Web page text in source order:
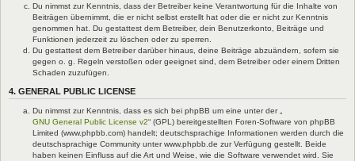
Du nimmst zur Kenntnis, dass der Betreiber keine Verantwortung für die Inhalte von
Beiträgen übernimmt, die er nicht selbst erstellt hat oder die er nicht zur Kenntnis
genommen hat. Du gestattest dem Betreiber, dein Benutzerkonto, Beiträge und
Funktionen jederzeit zu löschen oder zu sperren.
Du gestattest dem Betreiber darüber hinaus, deine Beiträge abzuändern, sofern sie
gegen o. g. Regeln verstoßen oder geeignet sind, dem Betreiber oder einem Dritten
Schaden zuzufügen.
4. GENERAL PUBLIC LICENSE
Du nimmst zur Kenntnis, dass es sich bei phpBB um eine unter der „
GNU General Public License v2“ (GPL) bereitgestellten Foren-Software von phpBB
Limited (www.phpbb.com) handelt; deutschsprachige Informationen werden durch die
deutschsprachige Community unter www.phpbb.de zur Verfügung gestellt. Beide
haben keinen Einfluss auf die Art und Weise, wie die Software verwendet wird. Sie